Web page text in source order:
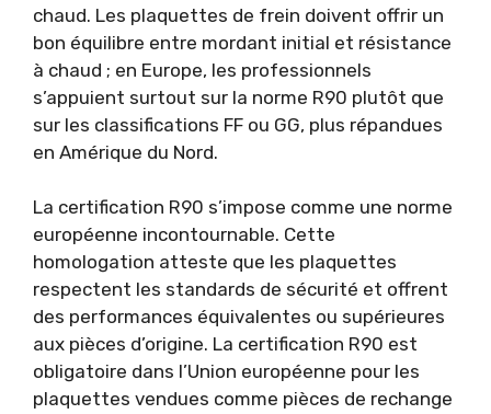
chaud. Les plaquettes de frein doivent offrir un
bon équilibre entre mordant initial et résistance
à chaud ; en Europe, les professionnels
s’appuient surtout sur la norme R90 plutôt que
sur les classifications FF ou GG, plus répandues
en Amérique du Nord.
La certification R90 s’impose comme une norme
européenne incontournable. Cette
homologation atteste que les plaquettes
respectent les standards de sécurité et offrent
des performances équivalentes ou supérieures
aux pièces d’origine. La certification R90 est
obligatoire dans l’Union européenne pour les
plaquettes vendues comme pièces de rechange